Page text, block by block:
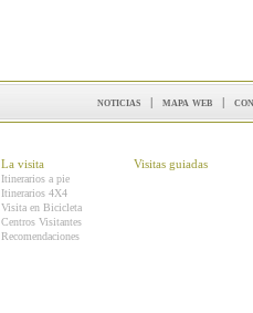
noticias | mapa web |
La visita
Itinerarios a pie
Itinerarios 4X4
Visita en Bicicleta
Centros Visitantes
Recomendaciones
Visitas guiadas